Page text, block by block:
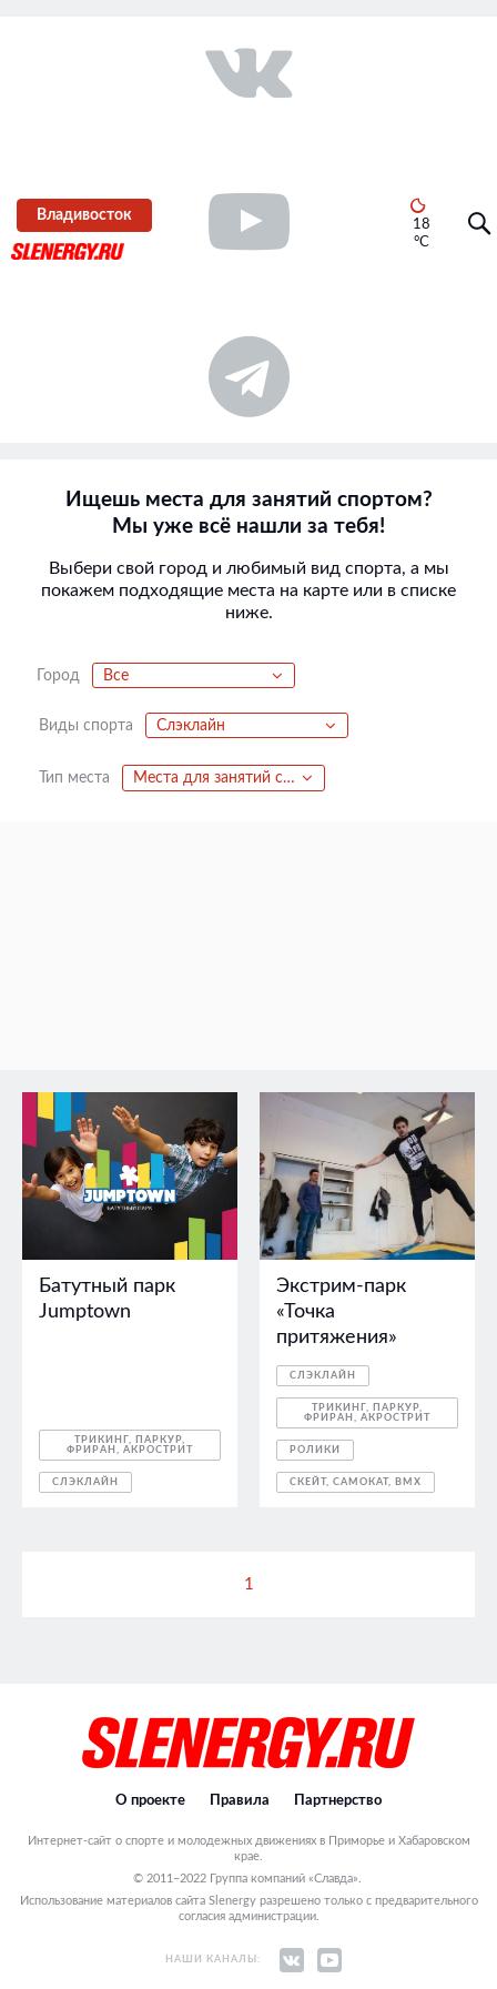
Владивосток
18
°C
Ищешь места для занятий спортом?
Мы уже всё нашли за тебя!
Выбери свой город и любимый вид спорта, а мы
покажем подходящие места на карте или в списке
ниже.
Город Все
Виды спорта Слэклайн
Тип места Места для занятий спортом
Батутный парк
Jumptown
ТРИКИНГ, ПАРКУР,
ФРИРАН, АКРОСТРИТ
СЛЭКЛАЙН
Экстрим-парк
«Точка
притяжения»
СЛЭКЛАЙН
ТРИКИНГ, ПАРКУР,
ФРИРАН, АКРОСТРИТ
РОЛИКИ
СКЕЙТ, САМОКАТ, BMX
1
О проекте Правила Партнерство
Интернет-сайт о спорте и молодежных движениях в Приморье и Хабаровском
крае.
© 2011–2022 Группа компаний «Славда».
Использование материалов сайта Slenergy разрешено только с предварительного
согласия администрации.
НАШИ КАНАЛЫ: